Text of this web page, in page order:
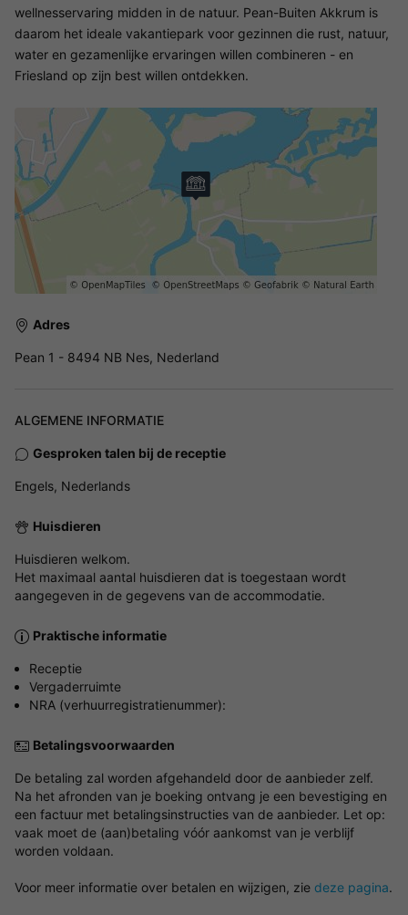
wellnesservaring midden in de natuur. Pean-Buiten Akkrum is
daarom het ideale vakantiepark voor gezinnen die rust, natuur,
water en gezamenlijke ervaringen willen combineren - en
Friesland op zijn best willen ontdekken.
Adres
Pean 1 - 8494 NB Nes, Nederland
ALGEMENE INFORMATIE
Gesproken talen bij de receptie
Engels, Nederlands
Huisdieren
Huisdieren welkom.
Het maximaal aantal huisdieren dat is toegestaan wordt
aangegeven in de gegevens van de accommodatie.
Praktische informatie
Receptie
Vergaderruimte
NRA (verhuurregistratienummer):
Betalingsvoorwaarden
De betaling zal worden afgehandeld door de aanbieder zelf.
Na het afronden van je boeking ontvang je een bevestiging en
een factuur met betalingsinstructies van de aanbieder. Let op:
vaak moet de (aan)betaling vóór aankomst van je verblijf
worden voldaan.
Voor meer informatie over betalen en wijzigen, zie deze pagina.